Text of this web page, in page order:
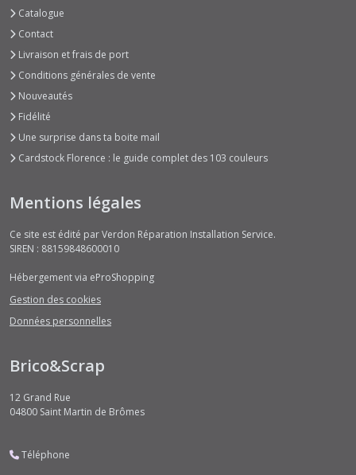
Catalogue
Contact
Livraison et frais de port
Conditions générales de vente
Nouveautés
Fidélité
Une surprise dans ta boite mail
Cardstock Florence : le guide complet des 103 couleurs
Mentions légales
Ce site est édité par Verdon Réparation Installation Service.
SIREN : 88159848600010
Hébergement via eProShopping
Gestion des cookies
Données personnelles
Brico&Scrap
12 Grand Rue
04800 Saint Martin de Brômes
Téléphone